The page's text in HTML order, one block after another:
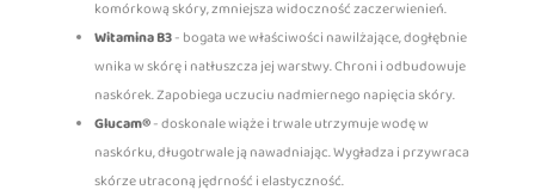
komórkową skóry, zmniejsza widoczność zaczerwienień.
Witamina B3- bogata we właściwości nawilżające, dogłębnie
wnika w skórę i natłuszcza jej warstwy. Chroni i odbudowuje
naskórek. Zapobiega uczuciu nadmiernego napięcia skóry.
Glucam®- doskonale wiąże i trwale utrzymuje wodę w
naskórku, długotrwale ją nawadniając. Wygładza i przywraca
skórze utraconą jędrność i elastyczność.